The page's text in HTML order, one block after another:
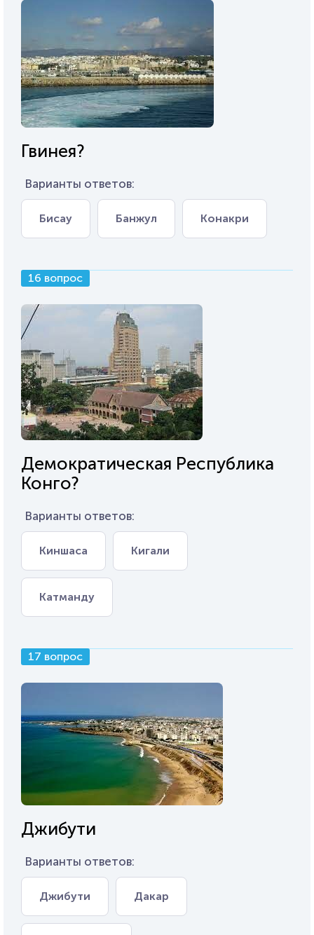
Гвинея?
Варианты ответов:
Бисау Банжул Конакри
16 вопрос
Демократическая Республика
Конго?
Варианты ответов:
Киншаса Кигали
Катманду
17 вопрос
Джибути
Варианты ответов:
Джибути Дакар